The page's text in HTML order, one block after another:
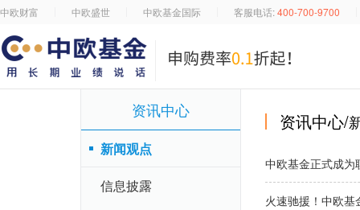
中欧财富 中欧盛世 中欧基金国际 客服电话:400-700-9700
资讯中心
新闻观点
信息披露
资讯中心/
中欧基金正式成为
火速驰援！中欧